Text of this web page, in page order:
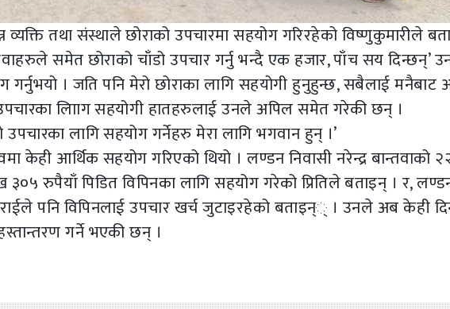
व्यक्ति तथा संस्थाले छोराको उपचारमा सहयोग गरिरहेको विष्णुकुमारीले
समेत छोराको चाँडो उपचार गर्नु भन्दै एक हजार, पाँच सय दिन्छन्’
। जति पनि मेरो छोराका लागि सहयोगी हुनुहुन्छ, सबैलाई मनैबाट
लाािग सहयोगी हातहरुलाई उनले अपिल समेत गरेकी छन् ।
उपचारका लागि सहयोग गर्नेहरु मेरा लागि भगवान हुन् ।’
केही आर्थिक सहयोग गरिएको थियो । लण्डन निवासी नरेन्द्र बान्तवाको
रुपैयाँ पिडित विपिनका लागि सहयोग गरेको प्रितिले बताइन् । र,
पनि विपिनलाई उपचार खर्च जुटाइरहेको बताइन्् । उनले अब केही
गर्ने भएकी छन् ।